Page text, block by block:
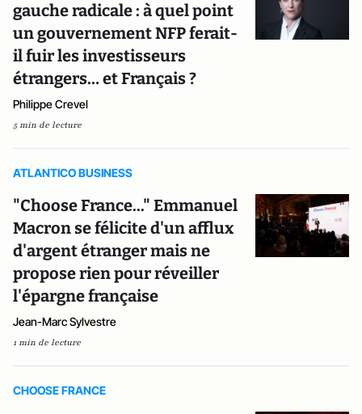
gauche radicale : à quel point
un gouvernement NFP ferait-
il fuir les investisseurs
étrangers… et Français ?
Philippe Crevel
5 min de lecture
ATLANTICO BUSINESS
"Choose France..." Emmanuel
Macron se félicite d'un afflux
d'argent étranger mais ne
propose rien pour réveiller
l'épargne française
Jean-Marc Sylvestre
1 min de lecture
CHOOSE FRANCE